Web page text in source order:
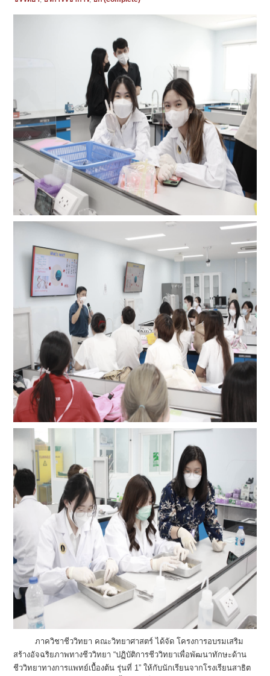
ภาควิชาชีววิทยา คณะวิทยาศาสตร์ ได้จัด โครงการอบรมเสริม
สร้างอัจฉริยภาพทางชีววิทยา “ปฏิบัติการชีววิทยาเพื่อพัฒนาทักษะด้าน
ชีววิทยาทางการแพทย์เบื้องต้น รุ่นที่ 1” ให้กับนักเรียนจากโรงเรียนสาธิต